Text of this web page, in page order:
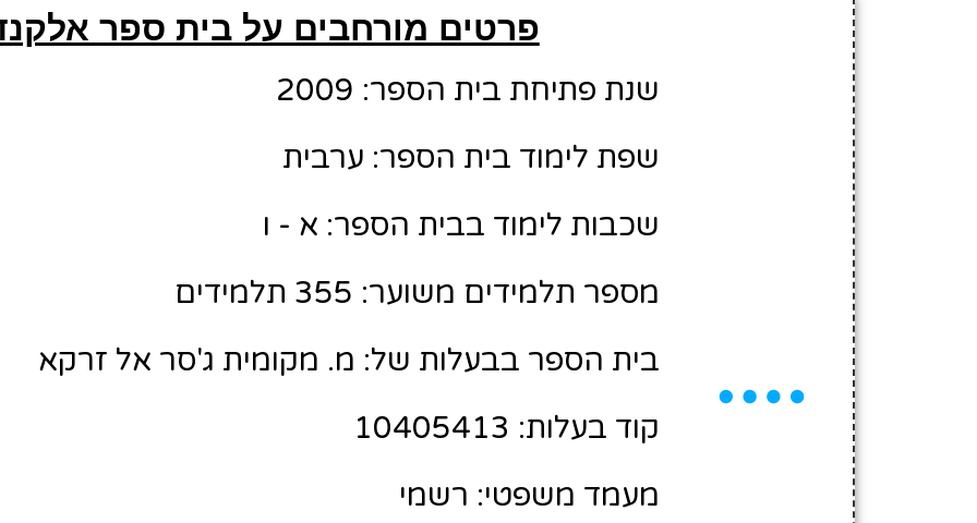
פרטים מורחבים על בית ספר
שנת פתיחת בית הספר: 2009
שפת לימוד בית הספר: ערבית
שכבות לימוד בבית הספר: א - ו
מספר תלמידים משוער: 355 תלמידים
בית הספר בבעלות של: מ. מקומית ג'סר אל זרקא
קוד בעלות: 10405413
מעמד משפטי: רשמי